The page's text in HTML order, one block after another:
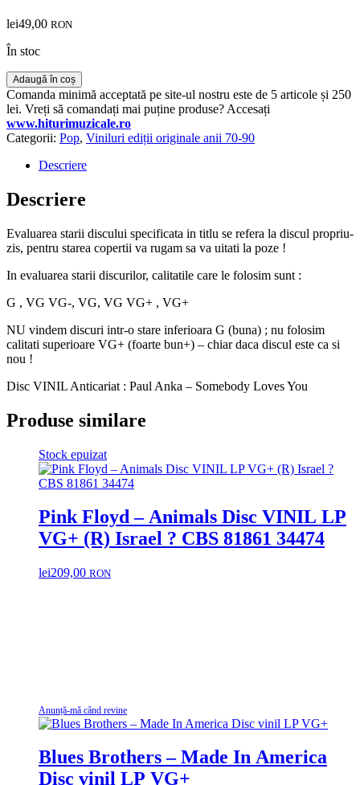
lei49,00 RON
În stoc
Cantitate
Paul
Anka
–
Somebody
You
VINIL
LP
(box8)
Adaugă în coș
Comanda minimă acceptată pe site-ul nostru este de 5 articole și 250
lei. Vreți să comandați mai puține produse? Accesați
www.hiturimuzicale.ro
Categorii: Pop, Viniluri ediții originale anii 70-90
Descriere
Descriere
Evaluarea starii discului specificata in titlu se refera la discul propriu-
zis, pentru starea copertii va rugam sa va uitati la poze !
In evaluarea starii discurilor, calitatile care le folosim sunt :
G , VG VG-, VG, VG VG+ , VG+
NU vindem discuri intr-o stare inferioara G (buna) ; nu folosim
calitati superioare VG+ (foarte bun+) – chiar daca discul este ca si
nou !
Disc VINIL Anticariat : Paul Anka – Somebody Loves You
Produse similare
Stock epuizat
Pink Floyd – Animals Disc VINIL LP
VG+ (R) Israel ? CBS 81861 34474
lei209,00 RON
Anunță-mă când revine
Blues Brothers – Made In America
Disc vinil LP VG+